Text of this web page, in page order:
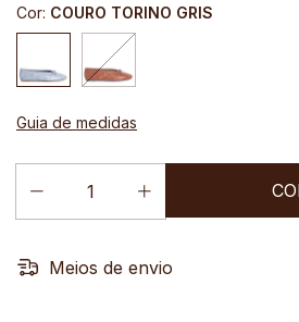
Cor: COURO TORINO GRIS
Guia de medidas
Meios de envio